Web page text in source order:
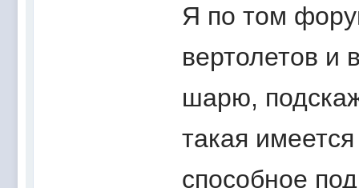
Я по том
вертолетов и
шарю,
такая
способное